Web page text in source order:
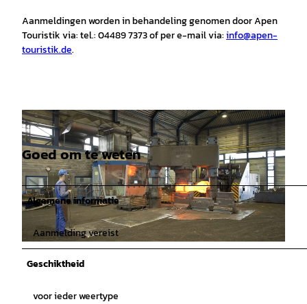
Aanmeldingen worden in behandeling genomen door Apen
Touristik via: tel.: 04489 7373 of per e-mail via:info@apen-
touristik.de.
© Manuela Baumhöfer, Apen Touristik |CC-BY-SA
Goed om te weten
Algemene informatie
Aanmelding vereist
Geschiktheid
voor ieder weertype